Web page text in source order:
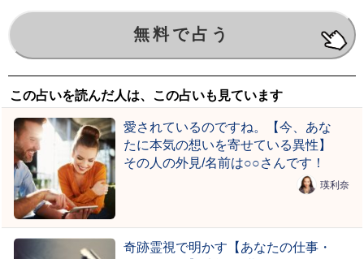
この占いを読んだ人は、この占いも見ています
愛されているのですね。【今、あな
たに本気の想いを寄せている異性】
その人の外見/名前は○○さんです！
瑛利奈
奇跡霊視で明かす【あなたの仕事・